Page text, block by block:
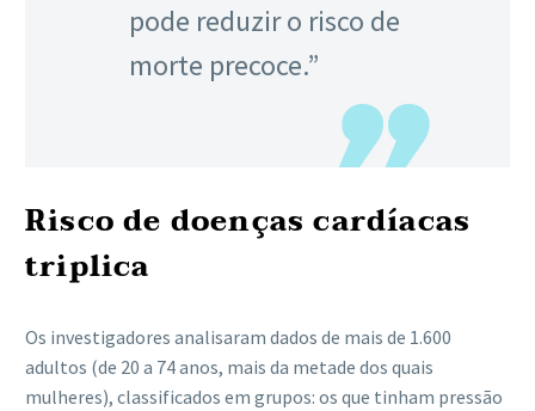
pode reduzir o risco de
morte precoce.”
Risco de doenças cardíacas
triplica
Os investigadores analisaram dados de mais de 1.600
adultos (de 20 a 74 anos, mais da metade dos quais
mulheres), classificados em grupos: os que tinham pressão